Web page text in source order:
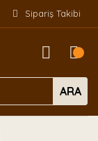
Sipariş Takibi
ARA